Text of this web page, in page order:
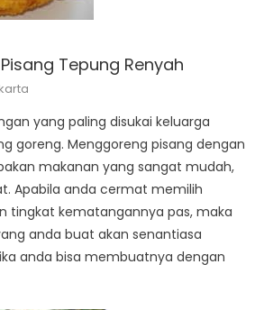
Tepung Renyah
yang paling disukai keluarga
goreng. Menggoreng pisang dengan
makanan yang sangat mudah,
Apabila anda cermat memilih
tingkat kematangannya pas, maka
anda buat akan senantiasa
anda bisa membuatnya dengan